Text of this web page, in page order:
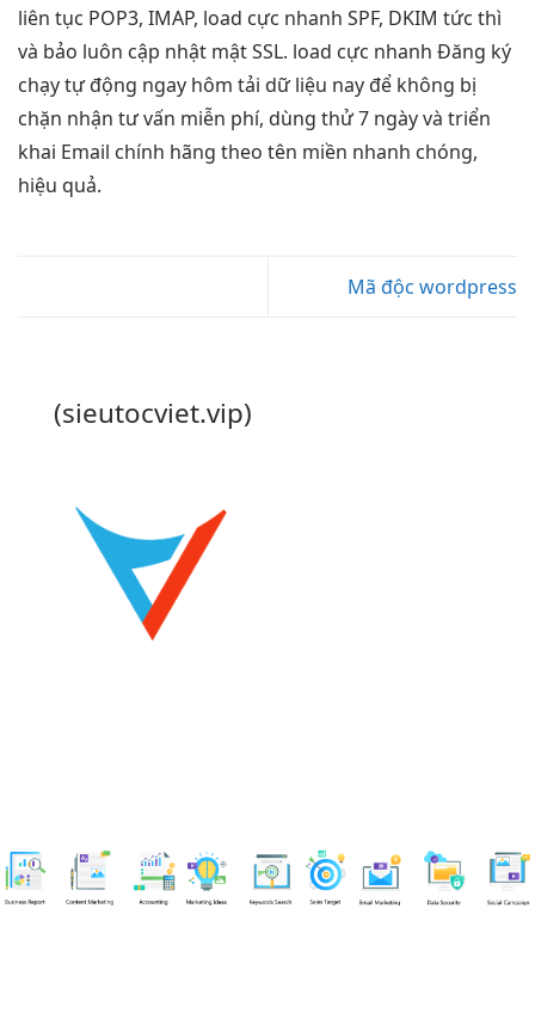
liên tục POP3, IMAP, load cực nhanh SPF, DKIM tức thì
và bảo luôn cập nhật mật SSL. load cực nhanh Đăng ký
chạy tự động ngay hôm tải dữ liệu nay để không bị
chặn nhận tư vấn miễn phí, dùng thử 7 ngày và triển
khai Email chính hãng theo tên miền nhanh chóng,
hiệu quả.
Mã độc wordpress
(sieutocviet.vip)